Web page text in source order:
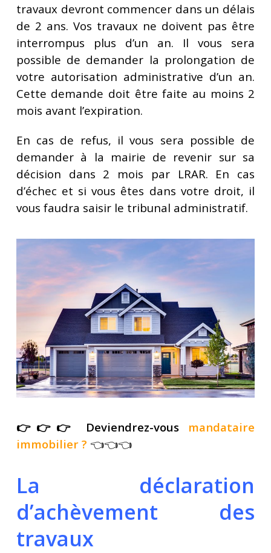
travaux devront commencer dans un délais
de 2 ans. Vos travaux ne doivent pas être
interrompus plus d’un an. Il vous sera
possible de demander la prolongation de
votre autorisation administrative d’un an.
Cette demande doit être faite au moins 2
mois avant l’expiration.
En cas de refus, il vous sera possible de
demander à la mairie de revenir sur sa
décision dans 2 mois par LRAR. En cas
d’échec et si vous êtes dans votre droit, il
vous faudra saisir le tribunal administratif.
👉👉👉 Deviendrez-vous
mandataire
immobilier? 👈👈👈
La déclaration
d’achèvement des
travaux